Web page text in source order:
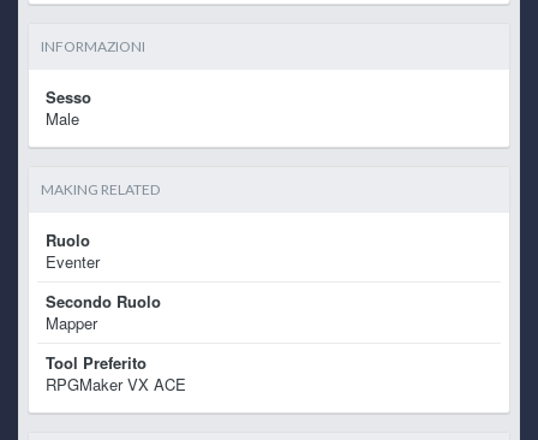
INFORMAZIONI
Sesso
Male
MAKING RELATED
Ruolo
Eventer
Secondo Ruolo
Mapper
Tool Preferito
RPGMaker VX ACE